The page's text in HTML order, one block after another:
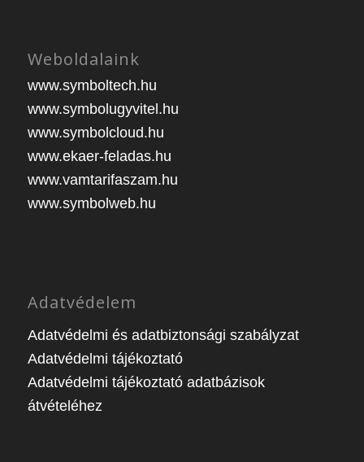
Weboldalaink
www.symboltech.hu
www.symbolugyvitel.hu
www.symbolcloud.hu
www.ekaer-feladas.hu
www.vamtarifaszam.hu
www.symbolweb.hu
Adatvédelem
Adatvédelmi és adatbiztonsági szabályzat
Adatvédelmi tájékoztató
Adatvédelmi tájékoztató adatbázisok
átvételéhez